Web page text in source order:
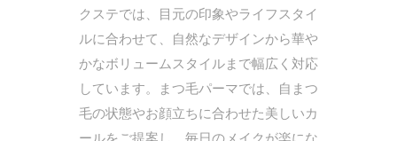
クステでは、目元の印象やライフスタイ
ルに合わせて、自然なデザインから華や
かなボリュームスタイルまで幅広く対応
しています。まつ毛パーマでは、自まつ
毛の状態やお顔立ちに合わせた美しいカ
ールをご提案し、毎日のメイクが楽にな